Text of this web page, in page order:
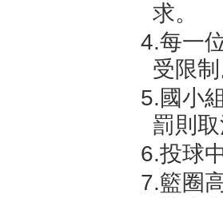
求。
4.每一
受限
5.國小
罰則
6.投球
7.籃圈